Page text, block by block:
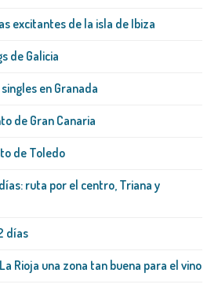
excitantes de la isla de Ibiza
de Galicia
en Granada
de Gran Canaria
de Toledo
ruta por el centro, Triana y
días
Rioja una zona tan buena para el vino